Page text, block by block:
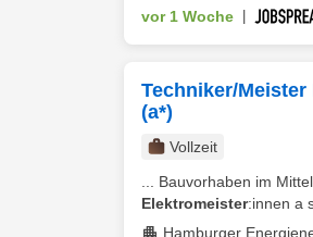
vor 1 Woche
Techniker/
(a*)
Vollzeit
... Bauvorhaben im
Elektromeister:innen a
Hamburger